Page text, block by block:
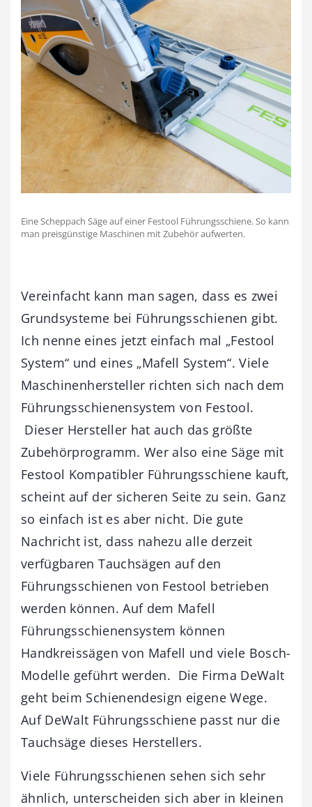
Eine Scheppach Säge auf einer Festool Führungsschiene. So kann
man preisgünstige Maschinen mit Zubehör aufwerten.
Vereinfacht kann man sagen, dass es zwei
Grundsysteme bei Führungsschienen gibt.
Ich nenne eines jetzt einfach mal „Festool
System“ und eines „Mafell System“. Viele
Maschinenhersteller richten sich nach dem
Führungsschienensystem von Festool.
Dieser Hersteller hat auch das größte
Zubehörprogramm. Wer also eine Säge mit
Festool Kompatibler Führungsschiene kauft,
scheint auf der sicheren Seite zu sein. Ganz
so einfach ist es aber nicht. Die gute
Nachricht ist, dass nahezu alle derzeit
verfügbaren Tauchsägen auf den
Führungsschienen von Festool betrieben
werden können. Auf dem Mafell
Führungsschienensystem können
Handkreissägen von Mafell und viele Bosch-
Modelle geführt werden. Die Firma DeWalt
geht beim Schienendesign eigene Wege.
Auf DeWalt Führungsschiene passt nur die
Tauchsäge dieses Herstellers.
Viele Führungsschienen sehen sich sehr
ähnlich, unterscheiden sich aber in kleinen